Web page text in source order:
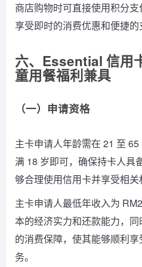
商店购物时可直接使用积分支
享受即时的消费优惠和便捷的
六、Essential 信用
童用餐福利兼具
（一）申请资格
主卡申请人年龄需在 21 至
满 18 岁即可，确保持卡人具
够合理使用信用卡并享受相关
主卡申请人最低年收入为
本的经济实力和还款能力，
的消费保障，使其能够顺利
务。